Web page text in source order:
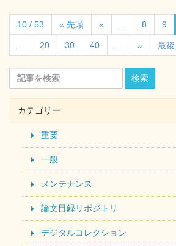
10 / 53 « 先頭 « 8 9
20 30 40 » 最
検索
カテゴリー
重要
一般
メンテナンス
論文目録リポジトリ
デジタルコレクション